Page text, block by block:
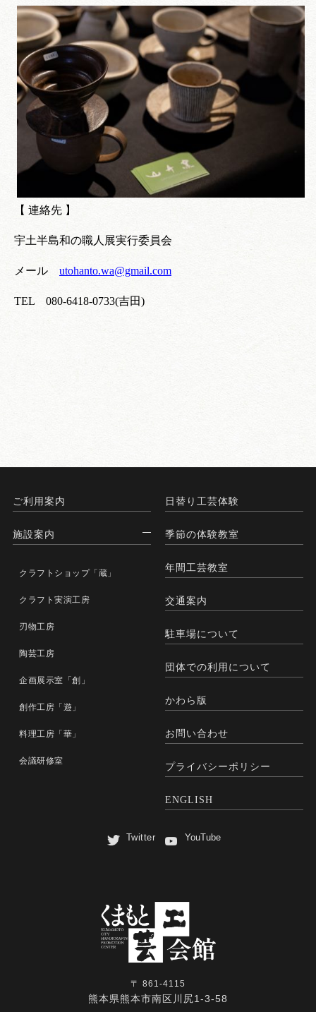
【 連絡先 】
宇土半島和の職人展実行委員会
メール utohanto.wa@gmail.com
TEL 080-6418-0733(吉田)
ご利用案内
施設案内
クラフトショップ「蔵」
クラフト実演工房
刃物工房
陶芸工房
企画展示室「創」
創作工房「遊」
料理工房「華」
会議研修室
日替り工芸体験
季節の体験教室
年間工芸教室
交通案内
駐車場について
団体での利用について
かわら版
お問い合わせ
プライバシーポリシー
ENGLISH
Twitter YouTube
〒 861-4115
熊本県熊本市南区川尻1-3-58